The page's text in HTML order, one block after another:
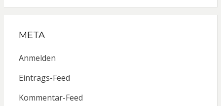
META
Anmelden
Eintrags-Feed
Kommentar-Feed